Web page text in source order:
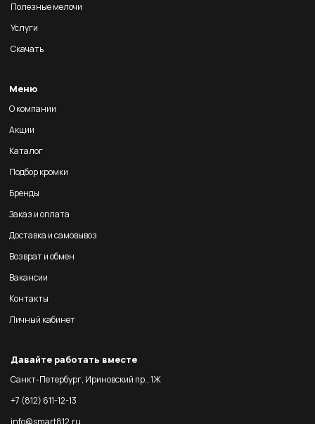
Полезные мелочи
Услуги
Скачать
Меню
О компании
Акции
Каталог
Подбор кромки
Бренды
Заказ и оплата
Доставка и самовывоз
Возврат и обмен
Вакансии
Контакты
Личный кабинет
Давайте работать вместе
Санкт-Петербург, Ириновский пр., 1Ж
+7 (812) 611-12-13
info@smart812.ru